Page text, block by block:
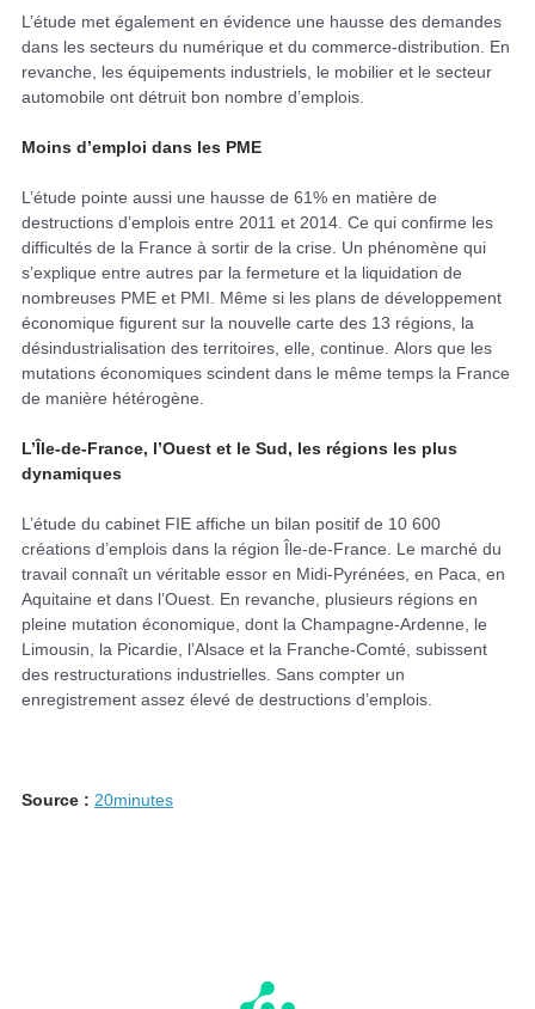
L’étude met également en évidence une hausse des demandes
dans les secteurs du numérique et du commerce-distribution. En
revanche, les équipements industriels, le mobilier et le secteur
automobile ont détruit bon nombre d’emplois.
Moins d’emploi dans les PME
L’étude pointe aussi une hausse de 61% en matière de
destructions d’emplois entre 2011 et 2014. Ce qui confirme les
difficultés de la France à sortir de la crise. Un phénomène qui
s’explique entre autres par la fermeture et la liquidation de
nombreuses PME et PMI. Même si les plans de développement
économique figurent sur la nouvelle carte des 13 régions, la
désindustrialisation des territoires, elle, continue. Alors que les
mutations économiques scindent dans le même temps la France
de manière hétérogène.
L’Île-de-France, l’Ouest et le Sud, les régions les plus
dynamiques
L’étude du cabinet FIE affiche un bilan positif de 10 600
créations d’emplois dans la région Île-de-France. Le marché du
travail connaît un véritable essor en Midi-Pyrénées, en Paca, en
Aquitaine et dans l’Ouest. En revanche, plusieurs régions en
pleine mutation économique, dont la Champagne-Ardenne, le
Limousin, la Picardie, l’Alsace et la Franche-Comté, subissent
des restructurations industrielles. Sans compter un
enregistrement assez élevé de destructions d’emplois.
Source : 20minutes